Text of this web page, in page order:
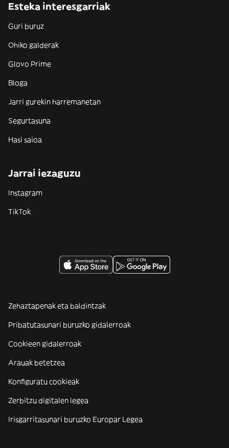
Esteka interesgarriak
Guri buruz
Ohiko galderak
Glovo Prime
Bloga
Jarri gurekin harremanetan
Segurtasuna
Hasi saioa
Jarrai iezaguzu
Instagram
TikTok
Zehaztapenak eta baldintzak
Pribatutasunari buruzko gidalerroak
Cookieen gidalerroak
Arauak betetzea
Konfiguratu cookieak
Zerbitzu digitalen legea
Irisgarritasunari buruzko Europar Legea